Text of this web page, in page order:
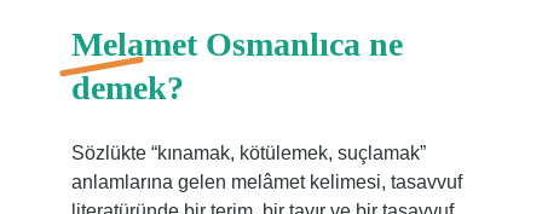
Melamet Osmanlıca ne
demek?
Sözlükte “kınamak, kötülemek, suçlamak”
anlamlarına gelen melâmet kelimesi, tasavvuf